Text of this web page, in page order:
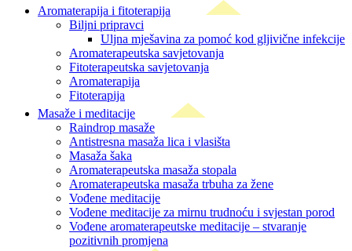
Aromaterapija i fitoterapija
Biljni pripravci
Uljna mješavina za pomoć kod gljivične infekcije
Aromaterapeutska savjetovanja
Fitoterapeutska savjetovanja
Aromaterapija
Fitoterapija
Masaže i meditacije
Raindrop masaže
Antistresna masaža lica i vlasišta
Masaža šaka
Aromaterapeutska masaža stopala
Aromaterapeutska masaža trbuha za žene
Vođene meditacije
Vođene meditacije za mirnu trudnoću i svjestan porod
Vođene aromaterapeutske meditacije – stvaranje
pozitivnih promjena